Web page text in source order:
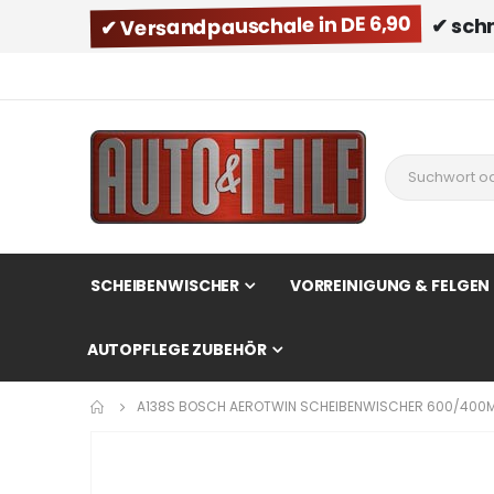
✔ Versandpauschale in DE 6,90 ✔
SCHEIBENWISCHER VORREINIGUNG & FELGEN
AUTOPFLEGE ZUBEHÖR
A138S BOSCH AEROTWIN SCHEIBENWISCHER 600/